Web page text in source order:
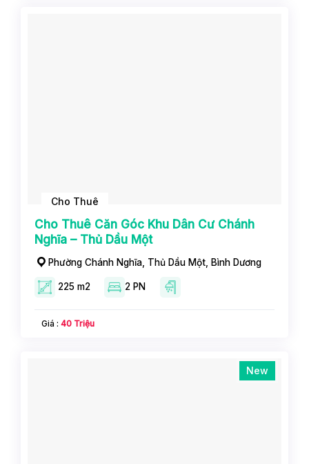
Cho Thuê
Cho Thuê Căn Góc Khu Dân Cư Chánh
Nghĩa – Thủ Dầu Một
Phường Chánh Nghĩa, Thủ Dầu Một, Bình Dương
225 m2 2 PN
Giá : 40 Triệu
New